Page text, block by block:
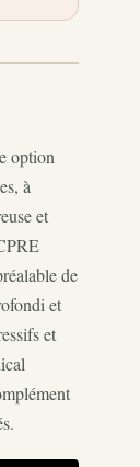
option
à
et
de
et
et